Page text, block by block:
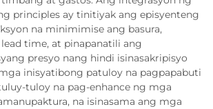
principles ay tinitiyak ang episyenteng
na minimimise ang basura,
time, at pinapanatili ang
presyo nang hindi isinasakripisyo
inisyatibong patuloy na pagpapabuti
tuloy na pag-enhance ng mga
na isinasama ang mga